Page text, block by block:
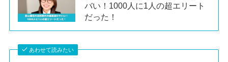
バい！1000人に1人の超エリート
だった！
あわせて読みたい